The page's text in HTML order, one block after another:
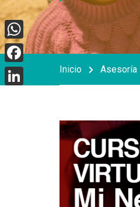
Inicio Asesoría
WhatsApp
Facebook